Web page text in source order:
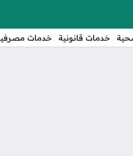
خدمات قانونية خدمات